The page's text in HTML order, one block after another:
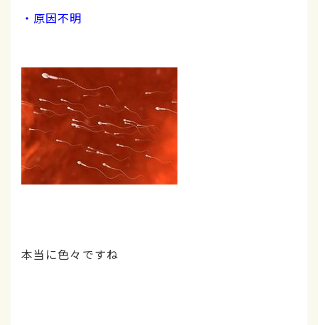
・原因不明
本当に色々ですね